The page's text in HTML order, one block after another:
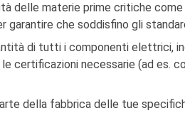
delle materie prime critiche
garantire che soddisfino gli
di tutti i componenti elettrici,
necessarie (ad es.
della fabbrica delle tue